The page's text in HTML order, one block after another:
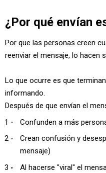
¿Por qué envían
Por que las personas creen
reenviar el mensaje, lo hacen
Lo que ocurre es que
informando.
Después de que envían el
Confunden a más
Crean confusión y
mensaje)
Al hacerse "viral" el